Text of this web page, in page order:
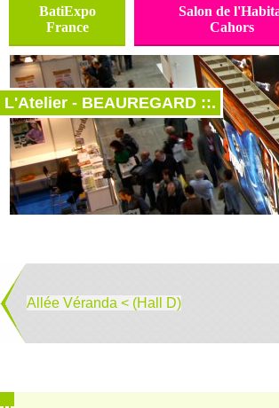
BatiExpo
France
Salon de
Cahors
L'Atelier - BEAUREGARD ::.
Allée Véranda < (Hall D)